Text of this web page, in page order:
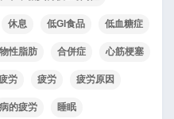
休息 低GI食品 低血糖症
性脂肪 合併症 心筋梗塞
労 疲労 疲労原因
病的疲労 睡眠